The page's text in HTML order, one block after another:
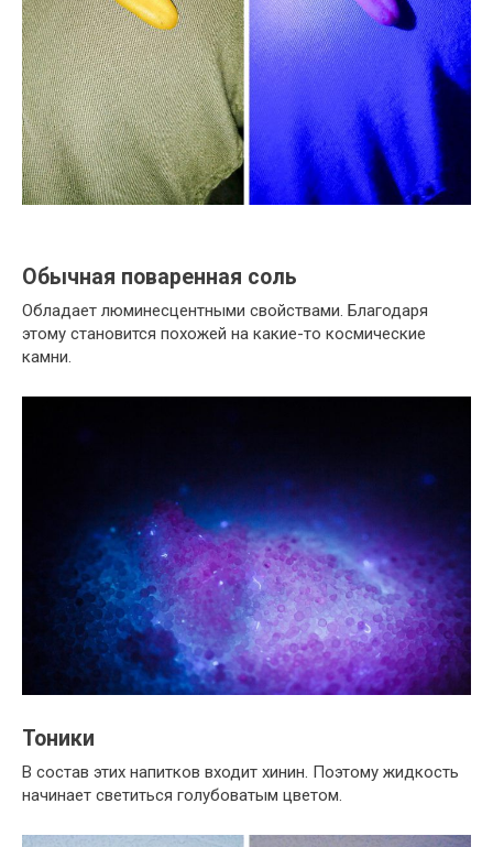
Обычная поваренная соль
Обладает люминесцентными свойствами. Благодаря
этому становится похожей на какие-то космические
камни.
Тоники
В состав этих напитков входит хинин. Поэтому жидкость
начинает светиться голубоватым цветом.